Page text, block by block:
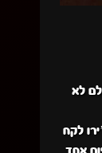
לא
לקח